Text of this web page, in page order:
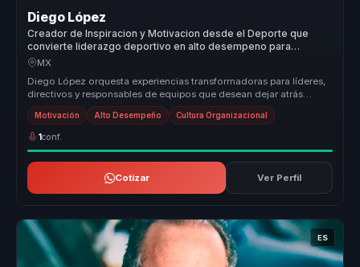
Diego López
Creador de Inspiracion y Motivacion desde el Deporte que
convierte liderazgo deportivo en alto desempeno para
equipos.
MX
Diego López orquesta experiencias transformadoras para líderes,
directivos y responsables de equipos que desean dejar atrás
estructuras d...
Motivación Alto Desempeño Cultura Organizacional
1conf.
Cotizar Ver Perfil
ES